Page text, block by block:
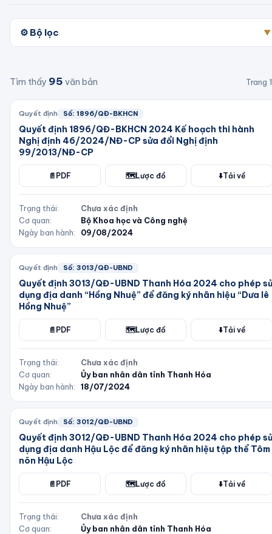
⚙️ Bộ lọc ▼
Tìm thấy 95 văn bản Trang 1
Quyết định Số: 1896/QĐ-BKHCN
Quyết định 1896/QĐ-BKHCN 2024 Kế hoạch thi hành
Nghị định 46/2024/NĐ-CP sửa đổi Nghị định
99/2013/NĐ-CP
📄 PDF 🗺️Lược đồ ⬇️Tải về
Trạng thái:
Chưa xác định
Cơ quan:
Bộ Khoa học và Công nghệ
Ngày ban hành:
09/08/2024
Quyết định Số: 3013/QĐ-UBND
Quyết định 3013/QĐ-UBND Thanh Hóa 2024 cho phép sử
dụng địa danh “Hồng Nhuệ” để đăng ký nhãn hiệu “Dưa lê
Hồng Nhuệ”
📄 PDF 🗺️Lược đồ ⬇️Tải về
Trạng thái:
Chưa xác định
Cơ quan:
Ủy ban nhân dân tỉnh Thanh Hóa
Ngày ban hành:
18/07/2024
Quyết định Số: 3012/QĐ-UBND
Quyết định 3012/QĐ-UBND Thanh Hóa 2024 cho phép sử
dụng địa danh Hậu Lộc để đăng ký nhãn hiệu tập thể Tôm
nõn Hậu Lộc
📄 PDF 🗺️Lược đồ ⬇️Tải về
Trạng thái:
Chưa xác định
Cơ quan:
Ủy ban nhân dân tỉnh Thanh Hóa